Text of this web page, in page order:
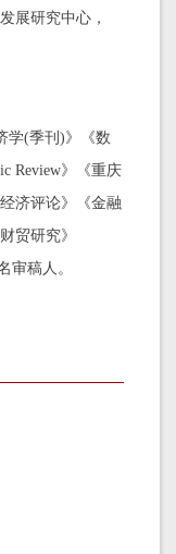
展研究中心，
学(季刊)》《数
Review》《重庆
济评论》《金融
贸研究》
审稿人。